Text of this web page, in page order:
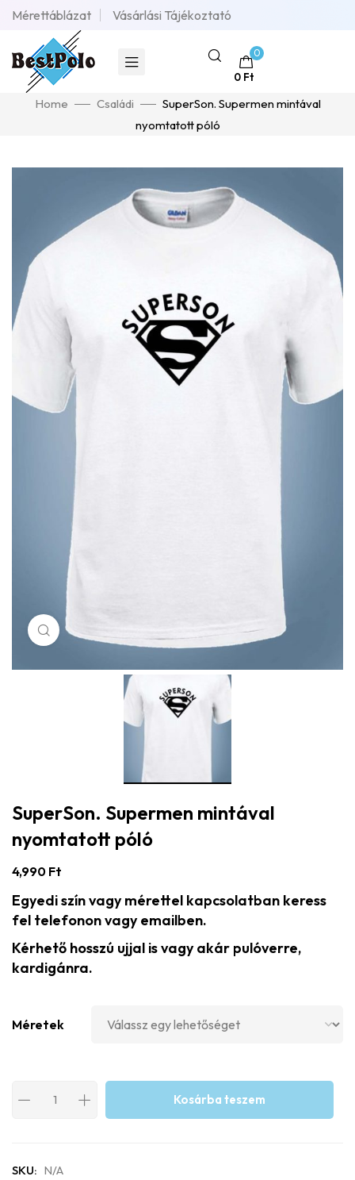
Mérettáblázat Vásárlási Tájékoztató
0
0 Ft
Home Családi
SuperSon. Supermen mintával
nyomtatott póló
Click to enlarge
SuperSon. Supermen mintával
nyomtatott póló
4,990 Ft
Egyedi szín vagy mérettel kapcsolatban keress
fel telefonon vagy emailben.
Kérhető hosszú ujjal is vagy akár pulóverre,
kardigánra.
Méretek
Kosárba teszem
SKU: N/A